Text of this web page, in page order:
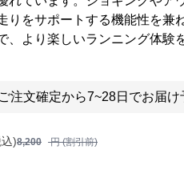
りをサポートする機能性を兼
、より楽しいランニング体験
ご注文確定から7~28日でお届け
)8,200 円 (割引前)